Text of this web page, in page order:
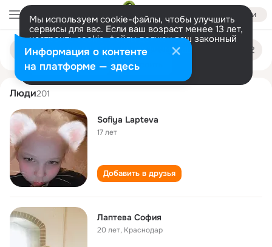
Войти
Мы используем cookie-файлы, чтобы улучшить
сервисы для вас. Если ваш возраст менее 13 лет,
настроить cookie-файлы должен ваш законный
представитель. Больше информации
Разрешить все Настроить
Поиск
людям
sofiya lapteva
Люди201
Sofiya Lapteva
17 лет
Добавить в друзья
Лаптева София
20 лет, Краснодар
Информация о контенте
на платформе — здесь